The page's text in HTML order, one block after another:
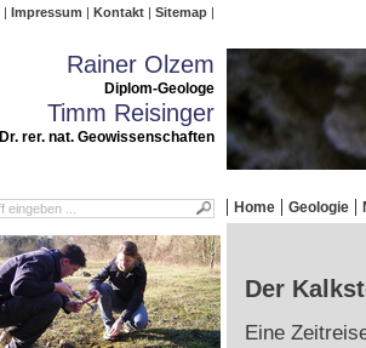
Impressum Kontakt Sitemap
Rainer Olzem
Diplom-Geologe
Timm Reisinger
Dr. rer. nat. Geowissenschaften
Home Geologie
Der
Eine